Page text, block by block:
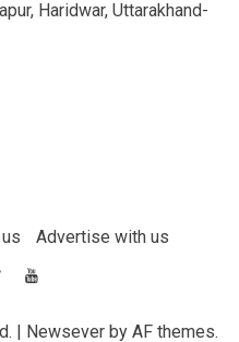
Haridwar, Uttarakhand-
Advertise with us
| Newseverby AF themes.